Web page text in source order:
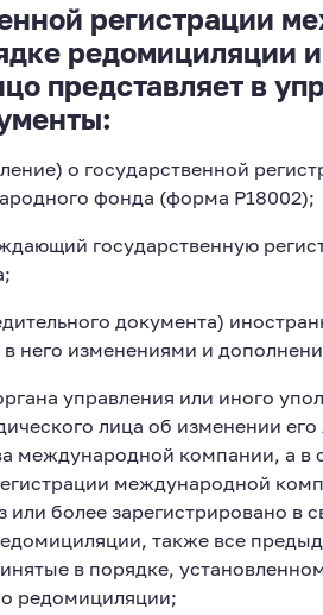
регистрации
редомициляции
представляет в
о государственной
фонда (форма Р18002);
государственную
документа)
него изменениями и
управления или иного
лица об изменении его
международной компании, а в
международной
более зарегистрировано в
также все
в порядке,
редомициляции;